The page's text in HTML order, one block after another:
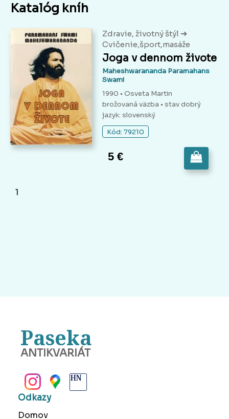
Katalóg kníh
Zdravie, životný štýl ➔
Cvičenie,šport,masáže
Joga v dennom živote
Maheshwarananda Paramahans
Swami
1990 • Osveta Martin
brožovaná väzba • stav dobrý
jazyk: slovenský
Kód: 79210
5 €
1
Paseka
ANTIKVARIÁT
Odkazy
Domov